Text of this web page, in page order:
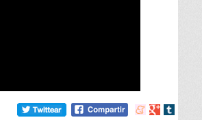
Compartir
Compartir
Compartir